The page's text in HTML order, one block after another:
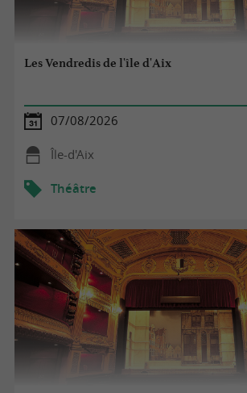
Les Vendredis de l'île d'Aix
07/08/2026
Île-d'Aix
Théâtre